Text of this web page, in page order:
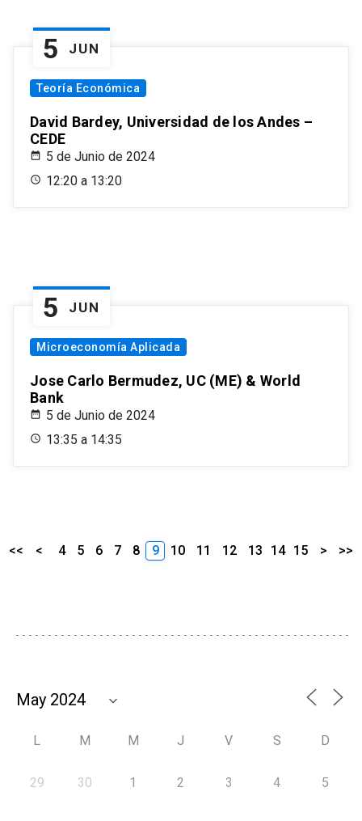
5 JUN
Teoría Económica
David Bardey, Universidad de los Andes –
CEDE
5 de Junio de 2024
12:20 a 13:20
5 JUN
Microeconomía Aplicada
Jose Carlo Bermudez, UC (ME) & World
Bank
5 de Junio de 2024
13:35 a 14:35
<< < 4 5 6 7 8 9 10 11 12 13 14 15 > >>
L M M J V S D
29 30 1 2 3 4 5